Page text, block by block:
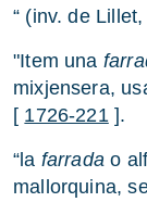
“ (inv. de
"Item una
mixjensera,
[ 1726-221].
“la farrada o
mallorquina,